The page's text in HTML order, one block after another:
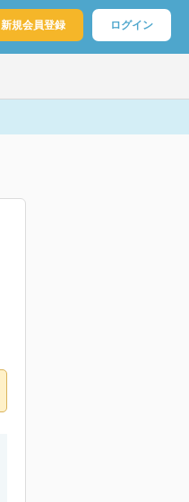
新規会員登録 ログイン